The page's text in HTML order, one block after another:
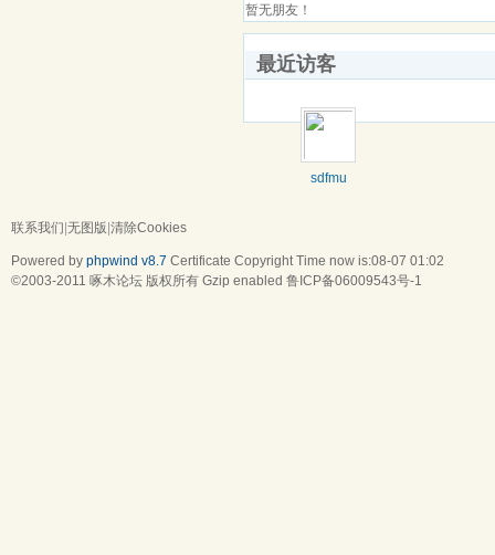
暂无朋友！
最近访客
sdfmu
联系我们 无图版 清除Cookies
Powered by phpwind v8.7 Certificate Copyright Time now is:08-07 01:02
©2003-2011 啄木论坛 版权所有 Gzip enabled 鲁ICP备06009543号-1